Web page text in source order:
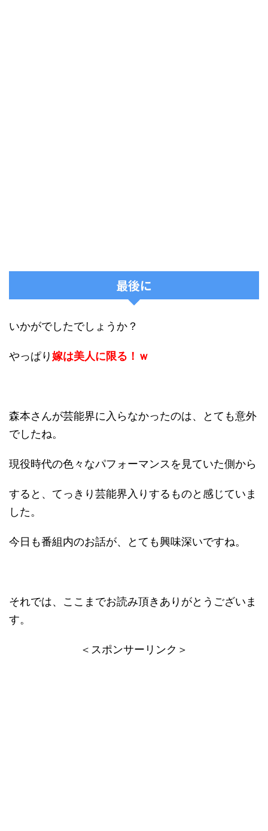
最後に
いかがでしたでしょうか？
やっぱり嫁は美人に限る！ｗ
森本さんが芸能界に入らなかったのは、とても意外
でしたね。
現役時代の色々なパフォーマンスを見ていた側から
すると、てっきり芸能界入りするものと感じていま
した。
今日も番組内のお話が、とても興味深いですね。
それでは、ここまでお読み頂きありがとうございま
す。
＜スポンサーリンク＞